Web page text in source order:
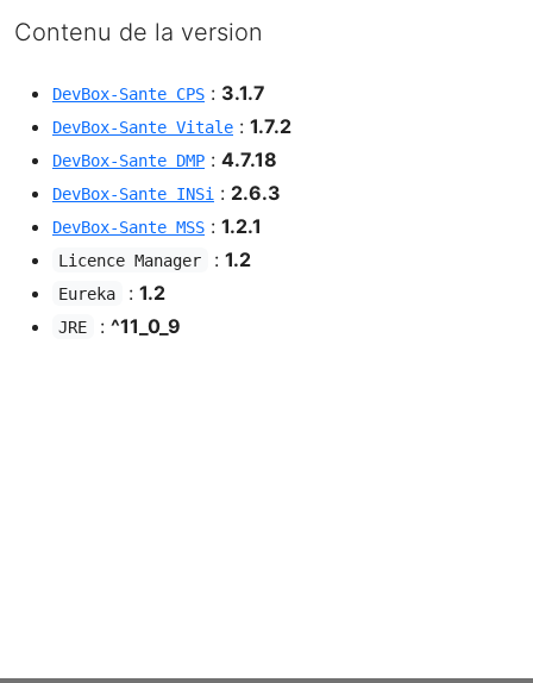
Contenu de la version
DevBox-Sante CPS : 3.1.7
DevBox-Sante Vitale : 1.7.2
DevBox-Sante DMP : 4.7.18
DevBox-Sante INSi : 2.6.3
DevBox-Sante MSS : 1.2.1
Licence Manager : 1.2
Eureka : 1.2
JRE : ^11_0_9